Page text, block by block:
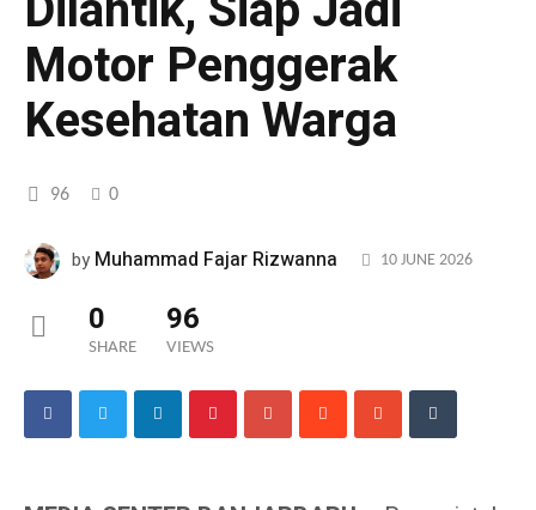
Motor Penggerak
Kesehatan Warga
96 0
by Muhammad Fajar Rizwanna 10 JUNE 2026
0
SHARE
96
VIEWS